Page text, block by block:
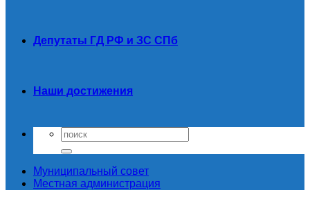
Депутаты ГД РФ и ЗС СПб
Наши достижения
Муниципальный совет
Местная администрация